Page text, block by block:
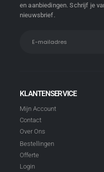
en aanbiedingen. Schrijf je
nieuwsbrief.
KLANTENSERVICE
Mijn Account
Contact
Over Ons
Bestellingen
Offerte
Login